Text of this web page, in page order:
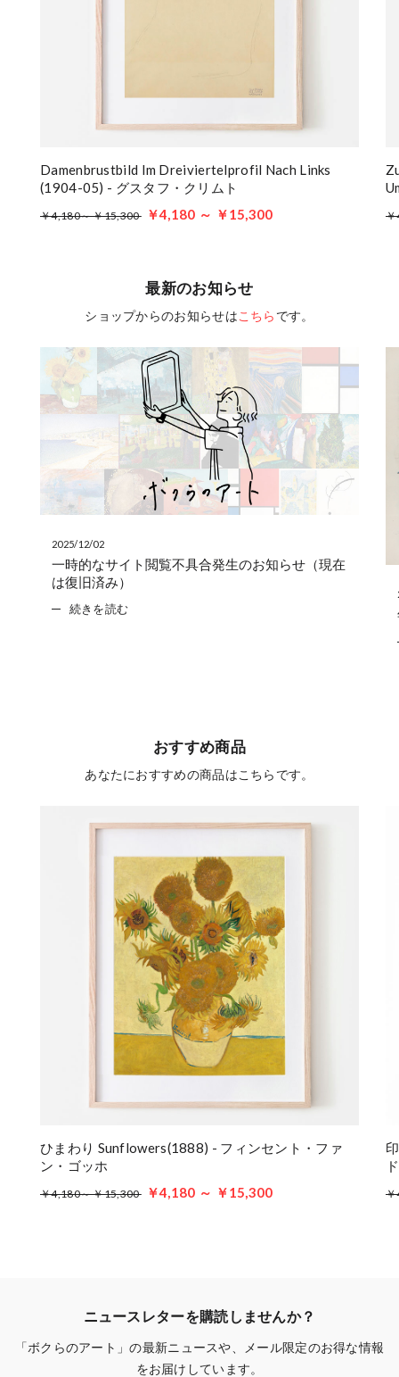
Damenbrustbild Im Dreiviertelprofil Nach Links
(1904-05) - グスタフ・クリムト
￥4,180～ ￥15,300 ￥4,180 ～ ￥15,300
最新のお知らせ
ショップからのお知らせはこちら です。
2025/12/02
一時的なサイト閲覧不具合発生のお知らせ（現在
は復旧済み）
続きを読む
おすすめ商品
あなたにおすすめの商品はこちらです。
ひまわり Sunflowers(1888) - フィンセント・ファ
ン・ゴッホ
￥4,180～ ￥15,300 ￥4,180 ～ ￥15,300
ニュースレターを購読しませんか？
「ボクらのアート」の最新ニュースや、メール限定のお得な情報
をお届けしています。